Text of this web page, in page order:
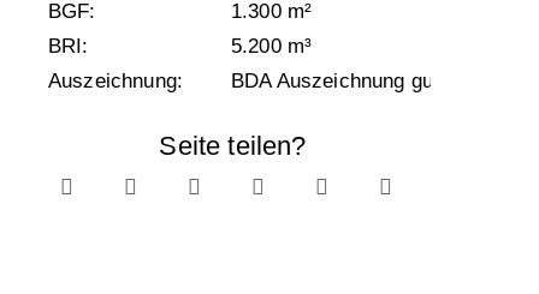
BGF:
1.300 m²
BRI:
5.200 m³
Auszeichnung:
BDA Auszeichnung guter Bauten
Seite teilen?